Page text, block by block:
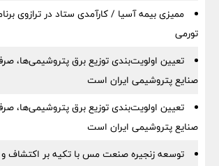
ممیزی بیمه آسیا / کارآمدی ستاد در ترازوی
تورمی
تعیین اولویت‌بندی توزیع برق پتروشیمی‌ها،
صنایع پتروشیمی ایران است
تعیین اولویت‌بندی توزیع برق پتروشیمی‌ها،
صنایع پتروشیمی ایران است
توسعه زنجیره صنعت مس با تکیه بر اکتشاف